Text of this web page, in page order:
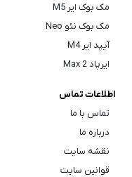
مک بوک ایر M5
مک بوک نئو Neo
آیپد ایر M4
ایرپاد Max 2
اطلاعات تماس
تماس با ما
درباره ما
نقشه سایت
قوانین سایت